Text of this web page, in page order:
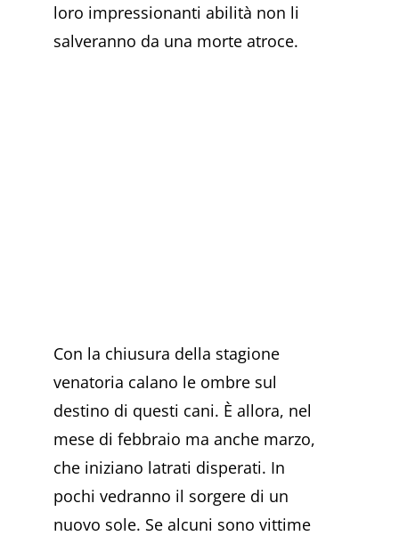
loro impressionanti abilità non li
salveranno da una morte atroce.
Con la chiusura della stagione
venatoria calano le ombre sul
destino di questi cani. È allora, nel
mese di febbraio ma anche marzo,
che iniziano latrati disperati. In
pochi vedranno il sorgere di un
nuovo sole. Se alcuni sono vittime